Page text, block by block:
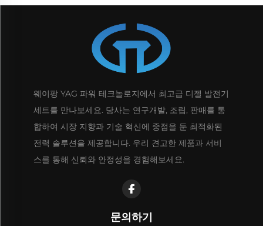
웨이팡 YAG 파워 테크놀로지에서 최고급 디젤 발전기
세트를 만나보세요. 당사는 연구개발, 조립, 판매를 통
합하여 시장 지향과 기술 혁신에 중점을 둔 최적화된
전력 솔루션을 제공합니다. 우리 견고한 제품과 서비
스를 통해 신뢰와 안정성을 경험해보세요.
문의하기